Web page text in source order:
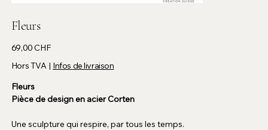
Fleurs
Prix
69,00 CHF
Hors TVA | Infos de livraison
Fleurs
Pièce de design en acier Corten
Une sculpture qui respire, par tous les temps.